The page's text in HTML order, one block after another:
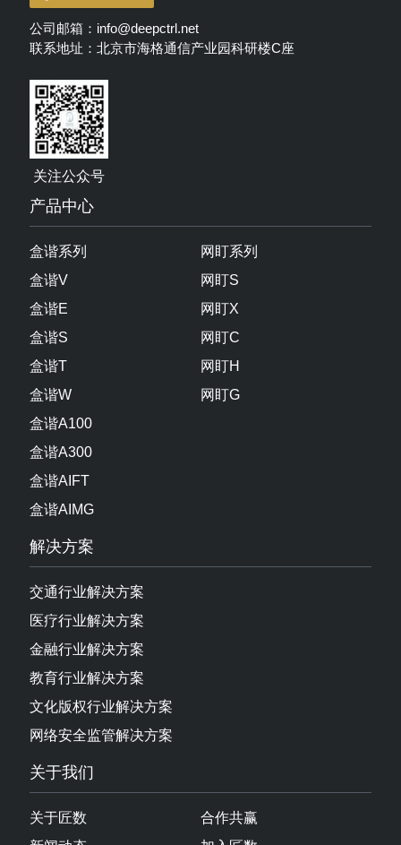
关注公众号
产品中心
盒谐系列
盒谐V
盒谐E
盒谐S
盒谐T
盒谐W
盒谐A100
盒谐A300
盒谐AIFT
盒谐AIMG
网盯G
解决方案
交通行业解决方案
医疗行业解决方案
金融行业解决方案
教育行业解决方案
文化版权行业解决方案
网络安全监管解决方案
关于我们
关于匠数
新闻动态
行业资讯
macOS版
Windows版